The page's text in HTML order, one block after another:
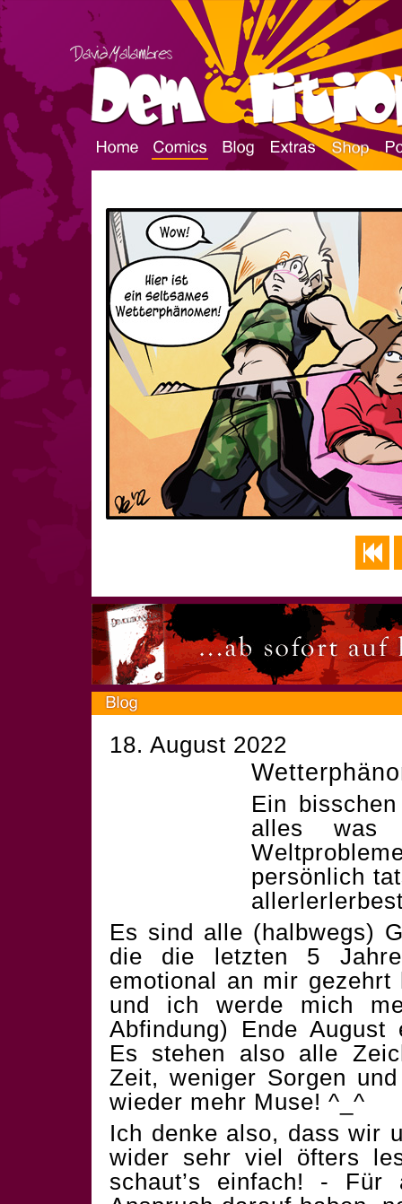
18. August 2022
Ein
alles was
persönlich
Es sind alle (halbwegs)
die die letzten 5
emotional an mir gezehrt
und ich werde mich
Abfindung) Ende
Es stehen also alle
Zeit, weniger Sorgen
wieder mehr Muse! ^_^
Ich denke also, dass wir
wider sehr viel öfters
schaut’s einfach! -